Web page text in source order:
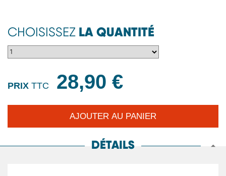
CHOISISSEZ LA QUANTITÉ
PRIX TTC 28,90 €
DÉTAILS